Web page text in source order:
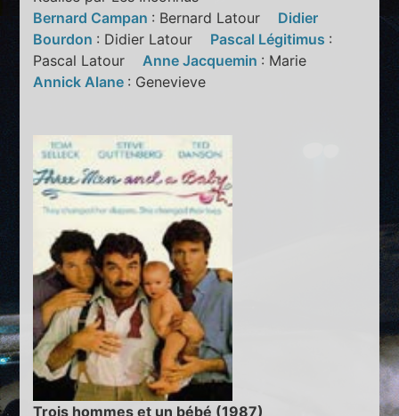
Bernard Campan : Bernard Latour Didier
Bourdon : Didier Latour Pascal Légitimus :
Pascal LatourAnne Jacquemin : Marie
Annick Alane : Genevieve
Trois hommes et un bébé (1987)